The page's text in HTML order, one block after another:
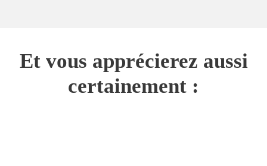
Et vous apprécierez aussi
certainement :